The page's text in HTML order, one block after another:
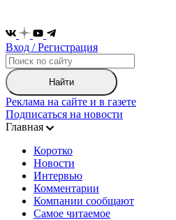
Вход / Регистрация
Найти
Реклама на сайте и в газете
Подписаться на новости
Главная
Коротко
Новости
Интервью
Комментарии
Компании сообщают
Самое читаемое